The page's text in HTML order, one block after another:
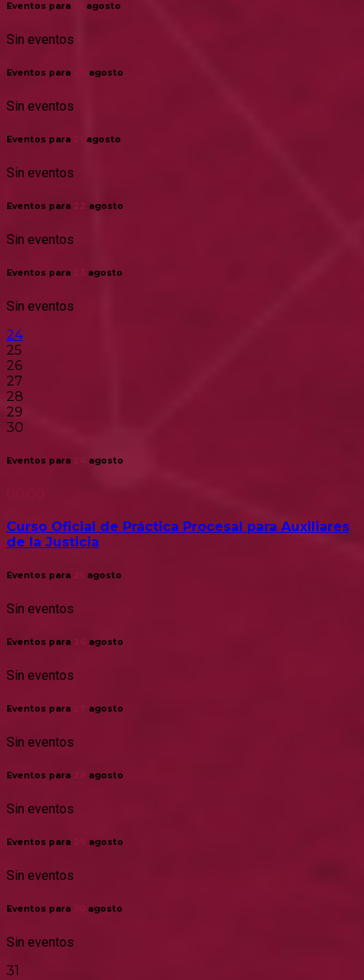
Eventos para agosto
Sin eventos
Eventos para agosto
Sin eventos
Eventos para agosto
Sin eventos
Eventos para 22 agosto
Sin eventos
Eventos para agosto
Sin eventos
24
25
26
27
28
29
30
Eventos para agosto
Curso Oficial de Práctica Procesal para Auxiliares
de la Justicia
Eventos para agosto
Sin eventos
Eventos para 26 agosto
Sin eventos
Eventos para agosto
Sin eventos
Eventos para agosto
Sin eventos
Eventos para agosto
Sin eventos
Eventos para agosto
Sin eventos
31